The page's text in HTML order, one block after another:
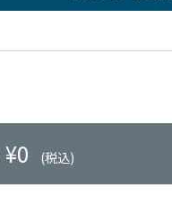
¥0 (税込)